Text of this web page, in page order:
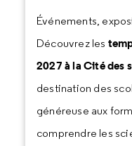
Événements,
Découvrez les
2027 à la Cité des
destination des
généreuse aux
comprendre les